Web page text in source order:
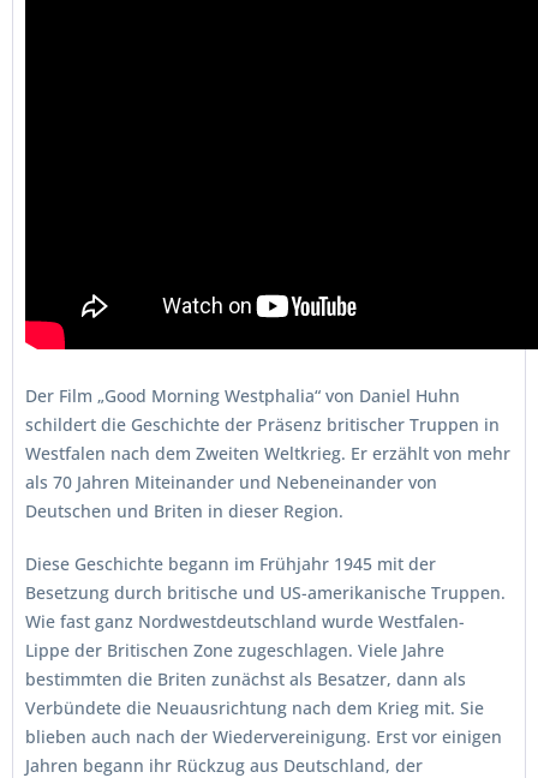
Der Film „Good Morning Westphalia“ von Daniel Huhn
schildert die Geschichte der Präsenz britischer Truppen in
Westfalen nach dem Zweiten Weltkrieg. Er erzählt von mehr
als 70 Jahren Miteinander und Nebeneinander von
Deutschen und Briten in dieser Region.
Diese Geschichte begann im Frühjahr 1945 mit der
Besetzung durch britische und US-amerikanische Truppen.
Wie fast ganz Nordwestdeutschland wurde Westfalen-
Lippe der Britischen Zone zugeschlagen. Viele Jahre
bestimmten die Briten zunächst als Besatzer, dann als
Verbündete die Neuausrichtung nach dem Krieg mit. Sie
blieben auch nach der Wiedervereinigung. Erst vor einigen
Jahren begann ihr Rückzug aus Deutschland, der